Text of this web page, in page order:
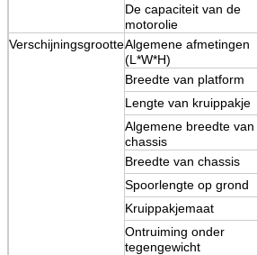
De capaciteit van de
motorolie
VerschijningsgrootteAlgemene afmetingen
(L*W*H)
Breedte van platform
Lengte van kruippakje
Algemene breedte van
chassis
Breedte van chassis
Spoorlengte op grond
Kruippakjemaat
Ontruiming onder
tegengewicht